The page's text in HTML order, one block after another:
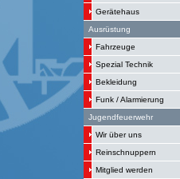
Gerätehaus
Ausrüstung
Fahrzeuge
Spezial Technik
Bekleidung
Funk / Alarmierung
Jugendfeuerwehr
Wir über uns
Reinschnuppern
Mitglied werden